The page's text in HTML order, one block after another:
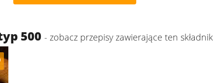
500 - zobacz przepisy zawierające ten składnik